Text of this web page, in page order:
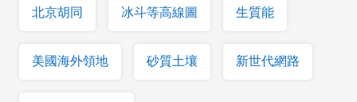
北京胡同 冰斗等高線圖 生質能
美國海外領地 砂質土壤 新世代網路